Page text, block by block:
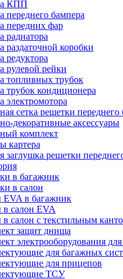
КПП
переднего бампера
передних фар
радиатора
раздаточной коробки
редуктора
рулевой рейки
топливных трубок
трубок кондиционера
электромотора
сетка решетки переднего
декоративные аксессуары
комплект
картера
заглушка решетки
в багажник
в салон
EVA в багажник
салон EVA
салон с текстильным
защит днища
электрооборудования
для багажных
для прицепов
ТСУ